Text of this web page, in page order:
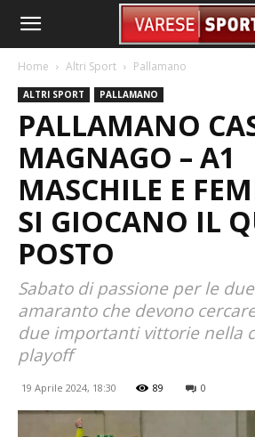
Home Altri Sport Pallamano
ALTRI SPORT PALLAMANO
PALLAMANO
MAGNAGO – A1
MASCHILE E
SI GIOCANO IL
POSTO
Sabato di passione per le
amaranto che devono
due importanti vittorie nella
playoff
19 Aprile 2024, 18:30 89 0